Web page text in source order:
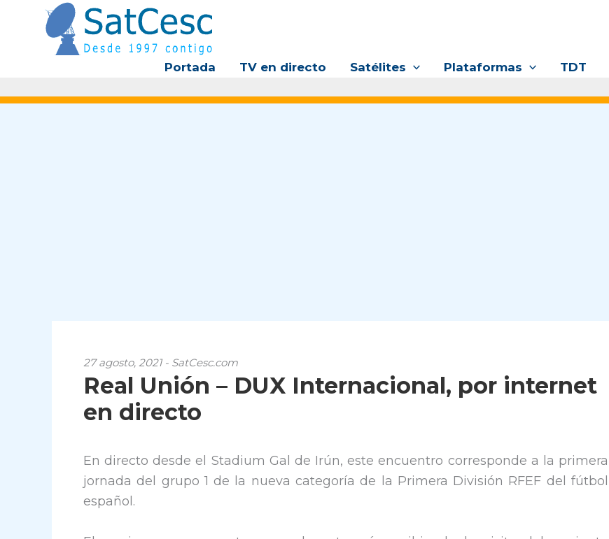
contenido
Portada TV en directo Satélites Plataformas TDT
27 agosto, 2021 - SatCesc.com
Real Unión – DUX Internacional, por internet
en directo
En directo desde el Stadium Gal de Irún, este encuentro corresponde a la primera
jornada del grupo 1 de la nueva categoría de la Primera División RFEF del fútbol
español.